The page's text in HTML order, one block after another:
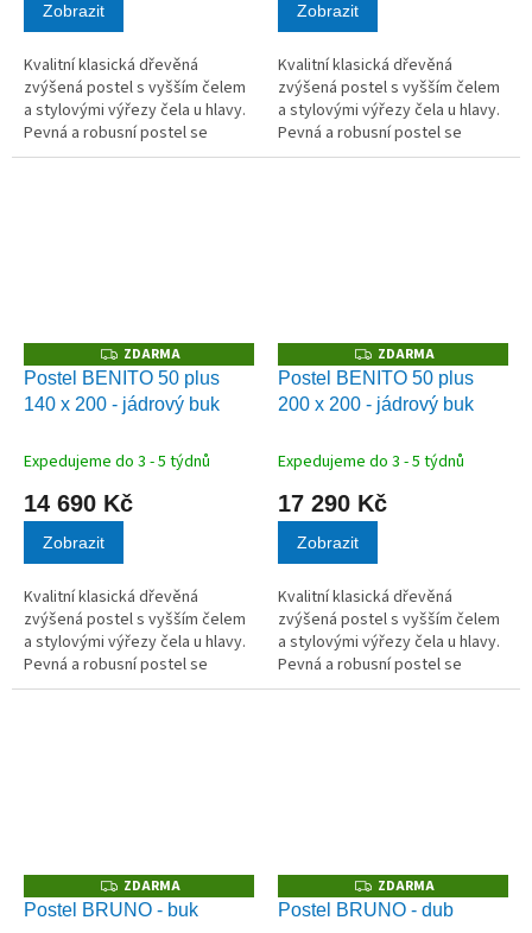
Zobrazit
Kvalitní klasická dřevěná
zvýšená postel s vyšším čelem
a stylovými výřezy čela u hlavy.
Pevná a robusní postel se
zaoblenými rohy působí
Zobrazit
Kvalitní klasická dřevěná
zvýšená postel s vyšším čelem
a stylovými výřezy čela u hlavy.
Pevná a robusní postel se
zaoblenými rohy působí
Z
D
A
R
M
ZDARMA
Postel BENITO 50 plus
140 x 200 - jádrový buk
Expedujeme do 3 - 5 týdnů
14 690 Kč
Zobrazit
Kvalitní klasická dřevěná
zvýšená postel s vyšším čelem
a stylovými výřezy čela u hlavy.
Pevná a robusní postel se
zaoblenými rohy působí
Z
D
A
R
M
ZDARMA
Postel BENITO 50 plus
200 x 200 - jádrový buk
Expedujeme do 3 - 5 týdnů
17 290 Kč
Zobrazit
Kvalitní klasická dřevěná
zvýšená postel s vyšším čelem
a stylovými výřezy čela u hlavy.
Pevná a robusní postel se
zaoblenými rohy působí
Z
D
A
ZDARMA
Postel BRUNO - buk
Z
D
A
ZDARMA
Postel BRUNO - dub